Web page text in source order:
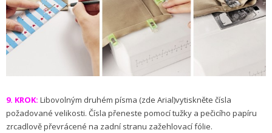
9. KROK: Libovolným druhém písma (zde Arial)vytiskněte čísla
požadované velikosti. Čísla přeneste pomocí tužky a pečicího papíru
zrcadlově převrácené na zadní stranu zažehlovací fólie.